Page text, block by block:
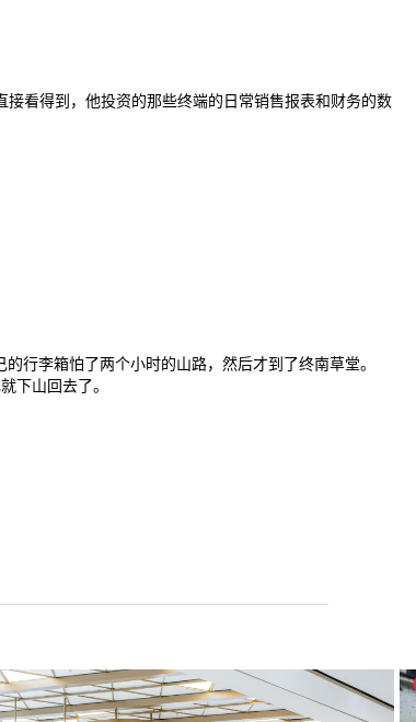
看得到，他投资的那些终端的日常销售报表和财务的数
行李箱怕了两个小时的山路，然后才到了终南草堂。
下山回去了。